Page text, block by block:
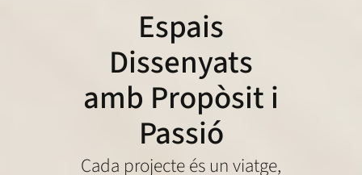
Espais
Dissenyats
amb Propòsit i
Passió
Cada projecte és un viatge,